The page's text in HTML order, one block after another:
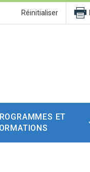
Réinitialiser
ET